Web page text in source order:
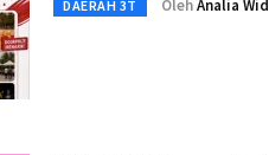
DAERAH 3T OlehAnalia